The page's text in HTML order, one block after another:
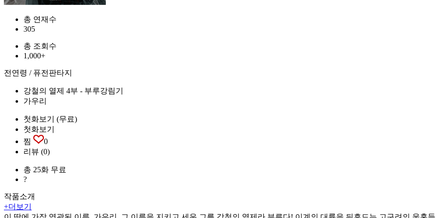
총 연재수
305
총 조회수
1,000+
전연령 / 퓨전판타지
강철의 열제 4부 - 부루강림기
가우리
첫화보기 (무료)
첫화보기
찜
0
리뷰 (0)
총 25화 무료
?
작품소개
+더보기